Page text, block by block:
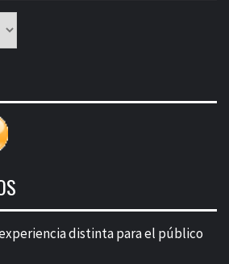
experiencia distinta para el público